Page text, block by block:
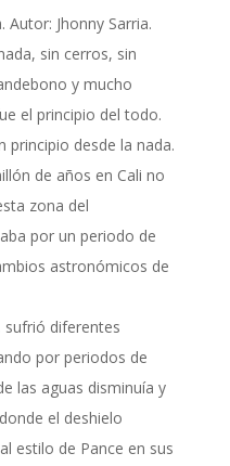
Jhonny Sarria.
sin cerros, sin
y mucho
el principio del todo.
principio desde la nada.
de años en Cali no
zona del
por un periodo de
astronómicos de
sufrió diferentes
por periodos de
las aguas disminuía y
el deshielo
estilo de Pance en sus